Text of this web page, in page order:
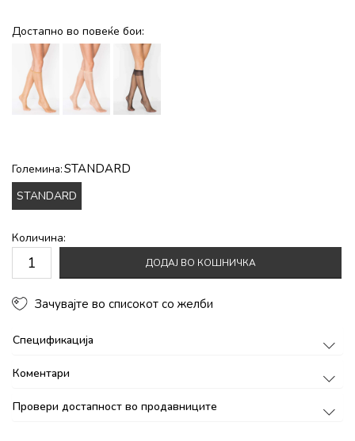
Достапно во повеќе бои:
Големина:STANDARD
STANDARD
Количина:
ДОДАЈ ВО КОШНИЧКА
Зачувајте во списокот со желби
Спецификација
Коментари
Провери достапност во продавниците